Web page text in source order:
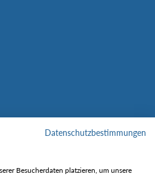
Datenschutzbestimmungen
Besucherdaten platzieren, um unsere